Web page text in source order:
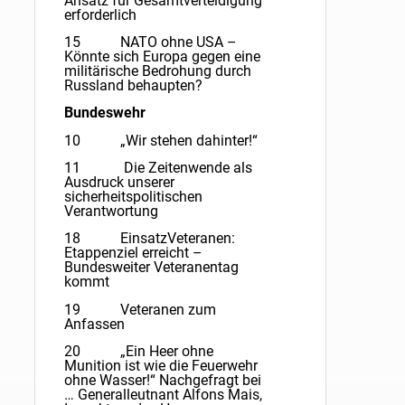
erforderlich
15 NATO ohne USA –
Könnte sich Europa gegen eine
militärische Bedrohung durch
Russland behaupten?
Bundeswehr
10 „Wir stehen dahinter!“
11 Die Zeitenwende als
Ausdruck unserer
sicherheitspolitischen
Verantwortung
18 EinsatzVeteranen:
Etappenziel erreicht –
Bundesweiter Veteranentag
kommt
19 Veteranen zum
Anfassen
20 „Ein Heer ohne
Munition ist wie die Feuerwehr
ohne Wasser!“ Nachgefragt bei
… Generalleutnant Alfons Mais,